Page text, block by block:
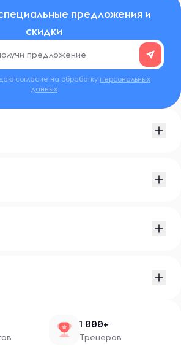
предложения и
скидки
согласие на обработку персональных
данных
1 000+
Тренеров